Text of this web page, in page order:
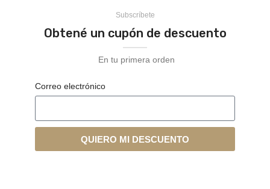
Subscríbete
Obtené un cupón de descuento
En tu primera orden
Correo electrónico
QUIERO MI DESCUENTO